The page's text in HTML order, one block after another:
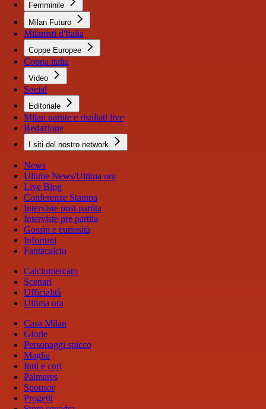
Femminile
Milan Futuro
Milanisti d'Italia
Coppe Europee
Coppa italia
Video
Social
Editoriale
Milan partite e risultati live
Redazione
I siti del nostro network
News
Ultime News/Ultima ora
Live Blog
Conferenze Stampa
Interviste post partita
Interviste pre partita
Gossip e curiosità
Infortuni
Fantacalcio
Calciomercato
Scenari
Ufficialità
Ultima ora
Casa Milan
Glorie
Personaggi spicco
Maglia
Inni e cori
Palmares
Sponsor
Progetti